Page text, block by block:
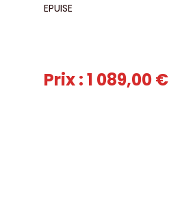
EPUISE
Prix : 1 089,00 €